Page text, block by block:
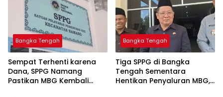
Bangka Tengah
‎Sempat Terhenti karena
Dana, SPPG Namang
Pastikan MBG Kembali
Bangka Tengah
‎Tiga SPPG di Bangka
Tengah Sementara
Hentikan Penyaluran MBG,